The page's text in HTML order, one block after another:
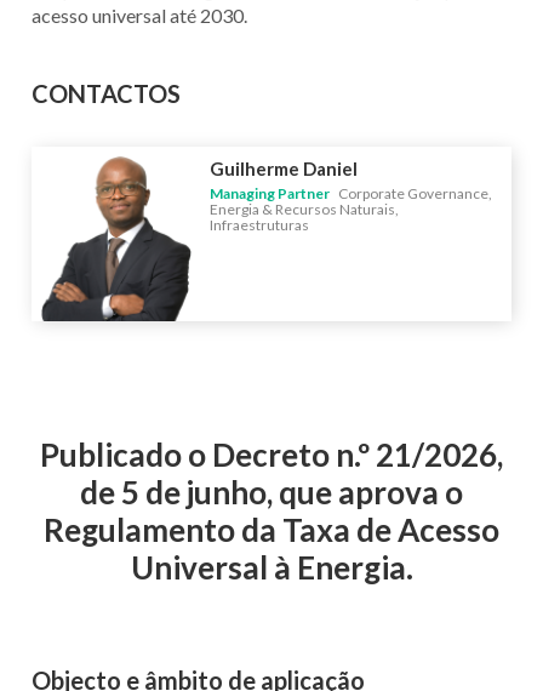
acesso universal até 2030.
CONTACTOS
Guilherme Daniel
Managing Partner Corporate Governance,
Energia & Recursos Naturais,
Infraestruturas
Publicado o Decreto n.º 21/2026,
de 5 de junho, que aprova o
Regulamento da Taxa de Acesso
Universal à Energia.
Objecto e âmbito de aplicação